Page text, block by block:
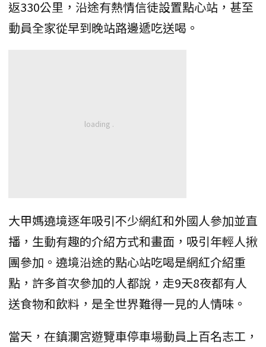
返330公里，沿途有熱情信徒設置點心站，甚至
動員全家從早到晚站路邊遞吃送喝。
大甲媽遶境逐年吸引不少網紅和外國人參加並直
播，生動有趣的介紹方式和畫面，吸引年輕人揪
團參加。遶境沿途的點心站吃喝是網紅介紹重
點，許多首次參加的人都說，走9天8夜都有人
送食物和飲料，是全世界難得一見的人情味。
當天，在鎮瀾宮遊覽車停車場動員上百名志工，